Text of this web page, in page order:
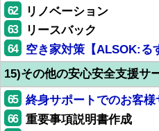
62 リノベーション
63 リースバック
64
空き家対策【ALSOK:る
15)その他の安心安全支援サ
65 終身サポートでのお客
66 重要事項説明書作成